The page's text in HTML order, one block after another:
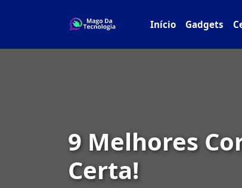
Início Gadgets
9 Melhores
Certa!